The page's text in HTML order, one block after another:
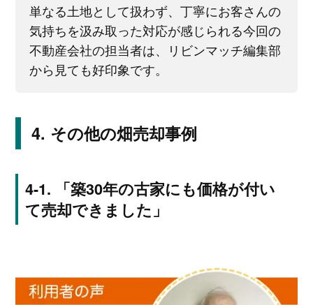
単なる土地として扱わず、丁寧にお客さんの
気持ちを汲み取った対応が感じられる今回の
不動産会社の担当者は、リビンマッチ編集部
から見ても好印象です。
その他の畑売却事例
「築30年の古家にも価格が付い
て売却できました」